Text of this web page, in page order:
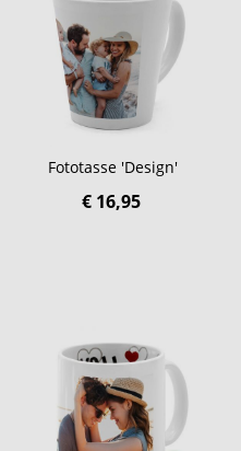
Fototasse 'Design'
€ 16,95